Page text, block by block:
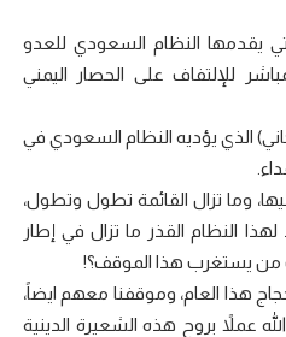
يقدمها النظام السعودي للعدو
للإلتفاف على الحصار اليمني
الذي يؤديه النظام السعودي في
وما تزال القائمة تطول وتطول،
النظام القذر ما تزال في إطار
من يستغرب هذا الموقف؟!
هذا العام، وموقفنا معهم ايضاً،
عملاً بروح هذه الشعيرة الدينية